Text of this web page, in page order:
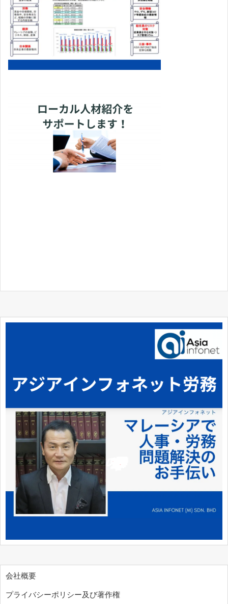
会社概要
プライバシーポリシー及び著作権